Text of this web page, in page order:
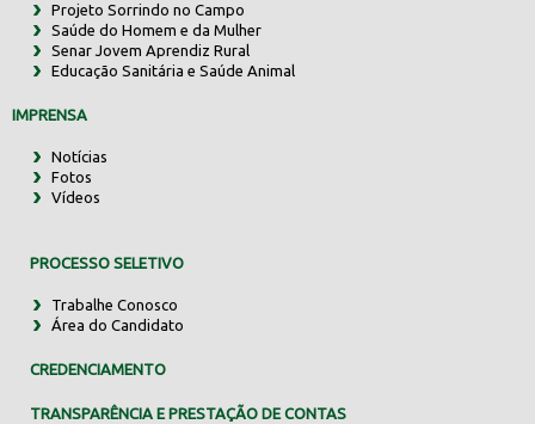
Projeto Sorrindo no Campo
Saúde do Homem e da Mulher
Senar Jovem Aprendiz Rural
Educação Sanitária e Saúde Animal
IMPRENSA
Notícias
Fotos
Vídeos
PROCESSO SELETIVO
Trabalhe Conosco
Área do Candidato
CREDENCIAMENTO
TRANSPARÊNCIA E PRESTAÇÃO DE CONTAS